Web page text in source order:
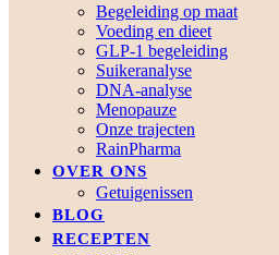
Begeleiding op maat
Voeding en dieet
GLP-1 begeleiding
Suikeranalyse
DNA-analyse
Menopauze
Onze trajecten
RainPharma
OVER ONS
Getuigenissen
BLOG
RECEPTEN